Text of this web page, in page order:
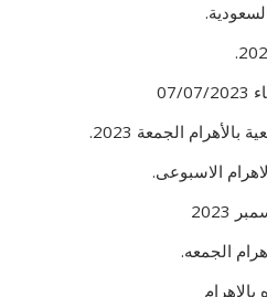
الجمعة 2023.
الاسبوعى.
الجمعه.